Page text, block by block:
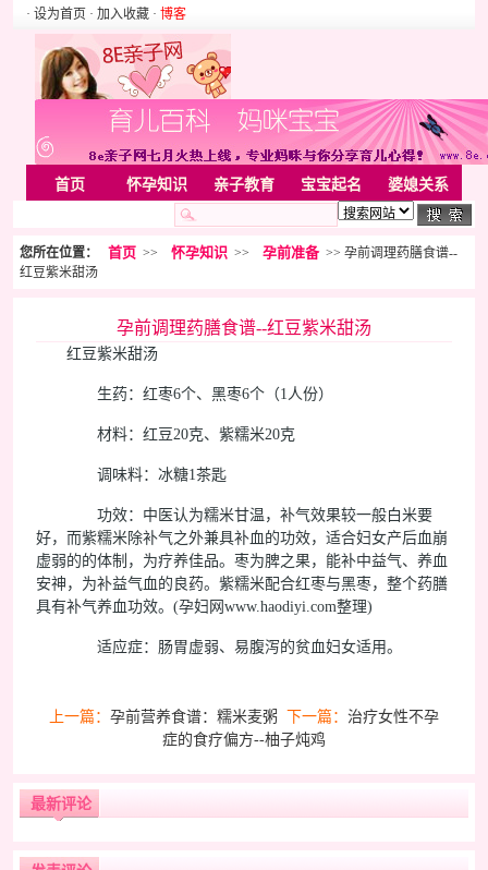
· 设为首页 · 加入收藏 · 博客
首页 怀孕知识 亲子教育 宝宝起名 婆媳关系
胎教音乐 家居 亲子游戏
美容化装 Rss
您所在位置： 首页 >> 怀孕知识 >> 孕前准备 >> 孕前调理药膳食谱--
红豆紫米甜汤
孕前调理药膳食谱--红豆紫米甜汤
红豆紫米甜汤
生药：红枣6个、黑枣6个（1人份）
材料：红豆20克、紫糯米20克
调味料：冰糖1茶匙
功效：中医认为糯米甘温，补气效果较一般白米要
好，而紫糯米除补气之外兼具补血的功效，适合妇女产后血崩
虚弱的的体制，为疗养佳品。枣为脾之果，能补中益气、养血
安神，为补益气血的良药。紫糯米配合红枣与黑枣，整个药膳
具有补气养血功效。(孕妇网www.haodiyi.com整理)
适应症：肠胃虚弱、易腹泻的贫血妇女适用。
上一篇： 孕前营养食谱：糯米麦粥 下一篇： 治疗女性不孕
症的食疗偏方--柚子炖鸡
最新评论